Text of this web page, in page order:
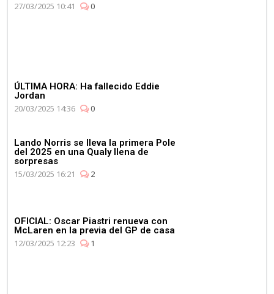
27/03/2025 10:41
0
ÚLTIMA HORA: Ha fallecido Eddie
Jordan
20/03/2025 14:36
0
Lando Norris se lleva la primera Pole
del 2025 en una Qualy llena de
sorpresas
15/03/2025 16:21
2
OFICIAL: Oscar Piastri renueva con
McLaren en la previa del GP de casa
12/03/2025 12:23
1